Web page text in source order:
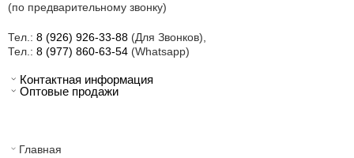
(по предварительному звонку)
Тел.: 8 (926) 926-33-88 (Для Звонков),
Тел.: 8 (977) 860-63-54 (Whatsapp)
Контактная информация
Оптовые продажи
Главная